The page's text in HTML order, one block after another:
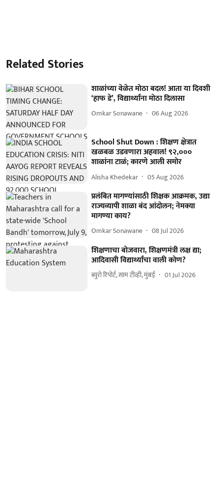
Related Stories
शाळांच्या वेळेत मोठा बदल! आता या दिवशी
‘हाफ डे’, विद्यार्थ्यांना मोठा दिलासा
Omkar Sonawane 06 Aug 2026
School Shut Down : शिक्षण क्षेत्रात
खळबळ उडवणारा अहवाल! ९२,०००
शाळांना टाळं; कारणे आली समोर
Alisha Khedekar 05 Aug 2026
प्रलंबित मागण्यांसाठी शिक्षक आक्रमक, उद्या
राज्यव्यापी शाळा बंद आंदोलन; नेमक्या
मागण्या काय?
Omkar Sonawane 08 Jul 2026
शिक्षणाचा बोजवारा, शिक्षणमंत्री लक्ष द्या;
आदिवासी विद्यार्थ्यांचा वाली कोण?
ब्युरो रिपोर्ट, साम टीव्ही, मुंबई 01 Jul 2026